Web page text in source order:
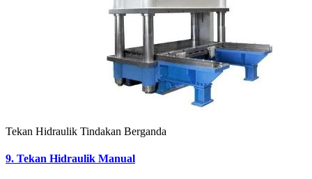
Tekan Hidraulik Tindakan Berganda
9. Tekan Hidraulik Manual